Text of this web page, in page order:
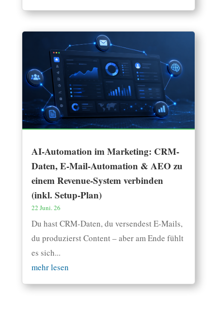
AI-Automation im Marketing: CRM-
Daten, E-Mail-Automation & AEO zu
einem Revenue-System verbinden
(inkl. Setup-Plan)
22 Juni. 26
Du hast CRM-Daten, du versendest E-Mails,
du produzierst Content – aber am Ende fühlt
es sich...
mehr lesen